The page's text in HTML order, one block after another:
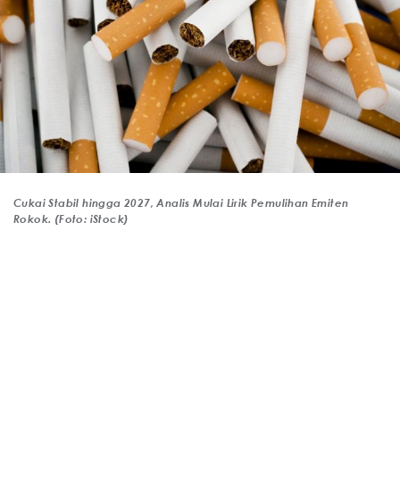
Cukai Stabil hingga 2027, Analis Mulai Lirik Pemulihan Emiten
Rokok. (Foto: iStock)